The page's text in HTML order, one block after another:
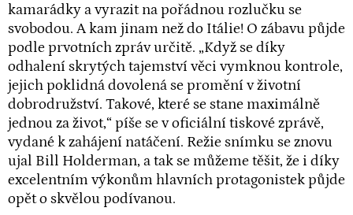
kamarádky a vyrazit na pořádnou rozlučku se
svobodou. A kam jinam než do Itálie! O zábavu půjde
podle prvotních zpráv určitě. „Když se díky
odhalení skrytých tajemství věci vymknou kontrole,
jejich poklidná dovolená se promění v životní
dobrodružství. Takové, které se stane maximálně
jednou za život,“ píše se v oficiální tiskové zprávě,
vydané k zahájení natáčení. Režie snímku se znovu
ujal Bill Holderman, a tak se můžeme těšit, že i díky
excelentním výkonům hlavních protagonistek půjde
opět o skvělou podívanou.